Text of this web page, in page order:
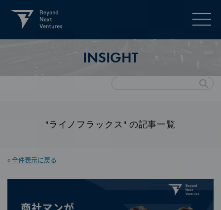
INSIGHT
"ライノフラックス" の記事一覧
« 全件表示に戻る